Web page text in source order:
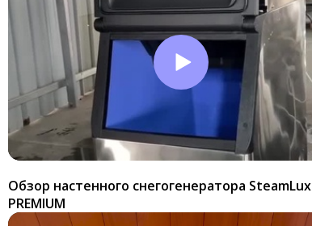
Обзор настенного снегогенератора SteamLux
PREMIUM